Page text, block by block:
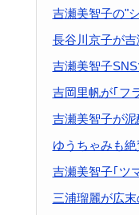
吉瀬美智子の"
長谷川京子が
吉瀬美智子
吉岡里帆が｢フ
吉瀬美智子が
ゆうちゃみも
吉瀬美智子｢ツ
三浦瑠麗が広